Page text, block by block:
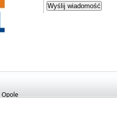
Opole